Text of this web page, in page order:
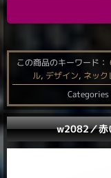
この商品のキーワード：
ル, デザイン, ネック
Categories
w2082／赤